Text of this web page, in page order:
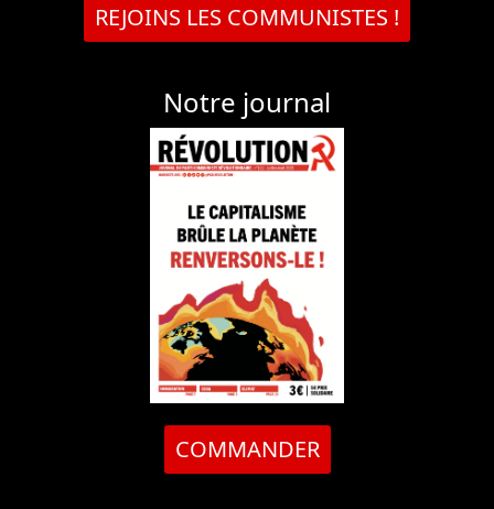
REJOINS LES COMMUNISTES !
Notre journal
COMMANDER